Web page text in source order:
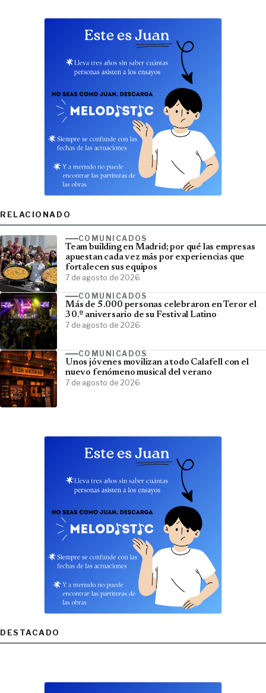
RELACIONADO
COMUNICADOS
Team building en Madrid; por qué las empresas
apuestan cada vez más por experiencias que
fortalecen sus equipos
7 de agosto de 2026
COMUNICADOS
Más de 5.000 personas celebraron en Teror el
30.º aniversario de su Festival Latino
7 de agosto de 2026
COMUNICADOS
Unos jóvenes movilizan a todo Calafell con el
nuevo fenómeno musical del verano
7 de agosto de 2026
DESTACADO